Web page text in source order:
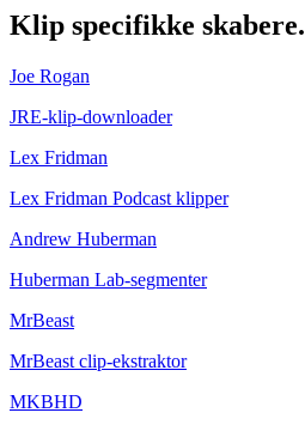
Klip specifikke skabere.
Joe Rogan
JRE-klip-downloader
Lex Fridman
Lex Fridman Podcast klipper
Andrew Huberman
Huberman Lab-segmenter
MrBeast
MrBeast clip-ekstraktor
MKBHD